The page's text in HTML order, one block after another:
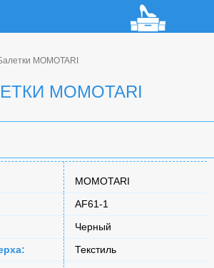
MOMOTARI
MOMOTARI
MOMOTARI
AF61-1
Черный
Текстиль